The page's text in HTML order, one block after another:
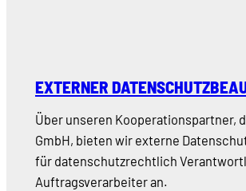
EXTERNER
Über unseren Kooperationspartner,
GmbH, bieten wir externe
für datenschutzrechtlich
Auftragsverarbeiter an.